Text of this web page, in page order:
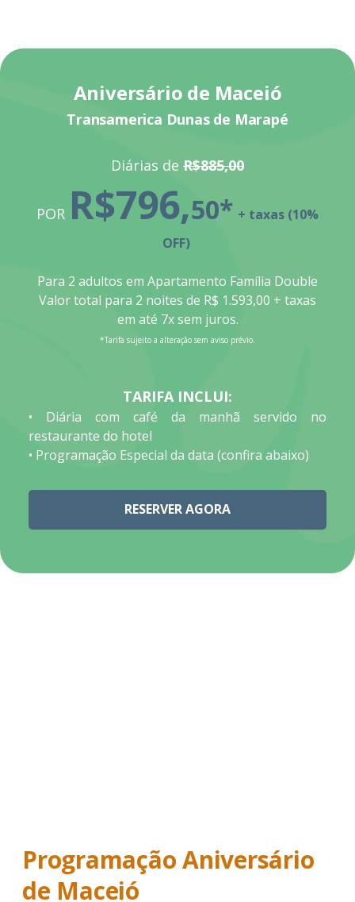
Aniversário de Maceió
Transamerica Dunas de Marapé
Diárias de R$885,00
POR R$796,50* + taxas (10%
OFF)
Para 2 adultos em Apartamento Família Double
Valor total para 2 noites de R$ 1.593,00 + taxas
em até 7x sem juros.
*Tarifa sujeito a alteração sem aviso prévio.
TARIFA INCLUI:
• Diária com café da manhã servido no
restaurante do hotel
• Programação Especial da data (confira abaixo)
RESERVER AGORA
Programação Aniversário
de Maceió